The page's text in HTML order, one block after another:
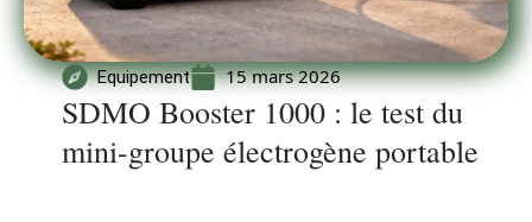
Equipement 15 mars 2026
SDMO Booster 1000 : le test du
mini-groupe électrogène portable